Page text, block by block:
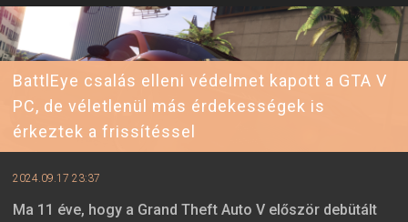
BattlEye csalás elleni védelmet kapott a GTA V
PC, de véletlenül más érdekességek is
érkeztek a frissítéssel
2024.09.17 23:37
Ma 11 éve, hogy a Grand Theft Auto V először debütált